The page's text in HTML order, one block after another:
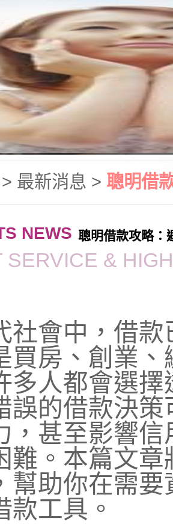
> 最新消息 > 聰明借
NEWS 聰明借款攻略：
SERVICE &
社會中，借
買房、創業
多人都會選
誤的借款決
，甚至影響
難。本篇文
幫助你在需
款工具。